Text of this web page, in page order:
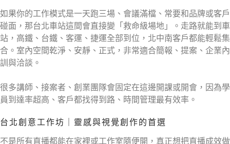
如果你的工作模式是一天跑三場、會議滿檔、常要和品牌或客戶
碰面，那台北車站這間會直接變「救命級場地」。走路就能到車
站，高鐵、台鐵、客運、捷運全部到位，北中南客戶都能輕鬆集
合。室內空間乾淨、安靜、正式，非常適合簡報、提案、企業內
訓與洽談。
很多講師、接案者、創業團隊會固定在這邊開課或開會，因為學
員到達率超高、客戶都找得到路、時間管理最有效率。
台北創意工作坊｜靈感與視覺創作的首選
不是所有直播都能在家裡或工作室隨便開，真正想把直播成效做